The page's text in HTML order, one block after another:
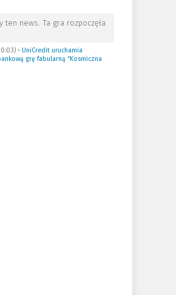
ten news. Ta gra rozpoczęła
• UniCredit uruchamia
grę fabularną “Kosmiczna